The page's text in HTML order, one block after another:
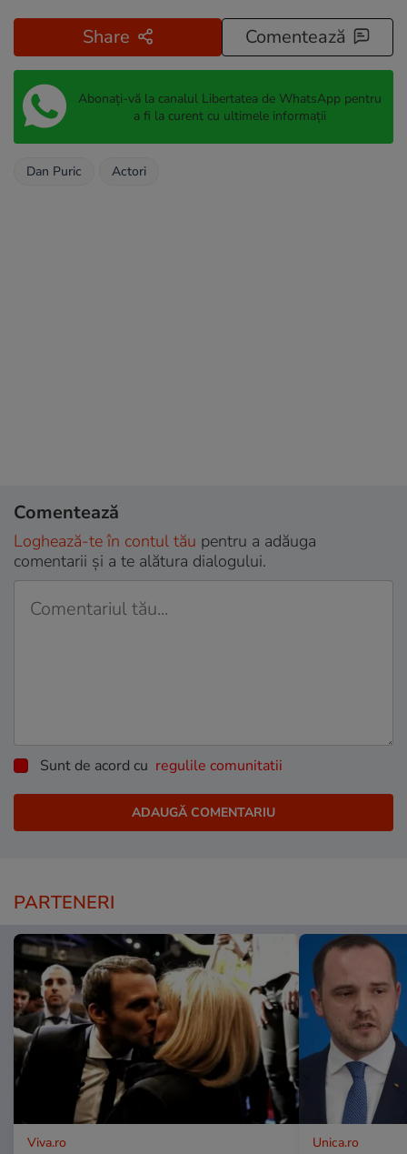
Share Comentează
Abonați-vă la canalul Libertatea de WhatsApp pentru
a fi la curent cu ultimele informații
Dan Puric Actori
Comentează
Loghează-te în contul tău pentru a adăuga
comentarii și a te alătura dialogului.
Sunt de acord cu regulile comunitatii
PARTENERI
Viva.ro Unica.ro